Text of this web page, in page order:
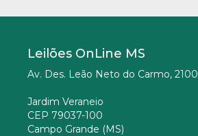
Leilões OnLine MS
Av. Des. Leão Neto do Carmo, 2100
Jardim Veraneio
CEP 79037-100
Campo Grande (MS)